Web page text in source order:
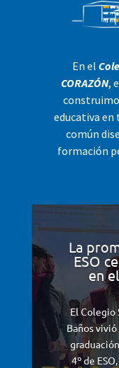
En el
CORAZÓN,
educativa en
común
formación
La
ESO
en
El Colegio
Baños
4º de